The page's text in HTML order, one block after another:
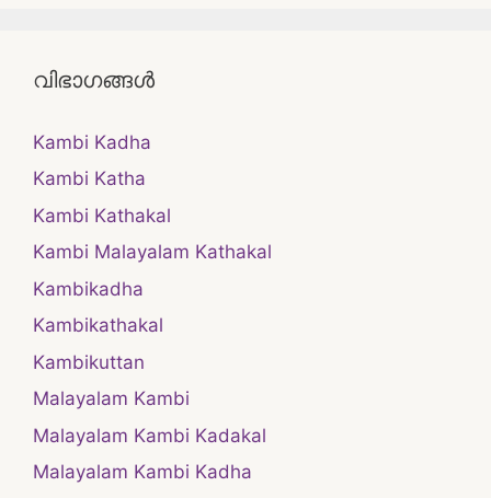
വിഭാഗങ്ങൾ
Kambi Kadha
Kambi Katha
Kambi Kathakal
Kambi Malayalam Kathakal
Kambikadha
Kambikathakal
Kambikuttan
Malayalam Kambi
Malayalam Kambi Kadakal
Malayalam Kambi Kadha